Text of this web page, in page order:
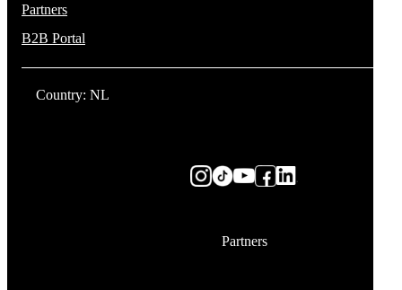
Partners
B2B Portal
Country: NL
Partners